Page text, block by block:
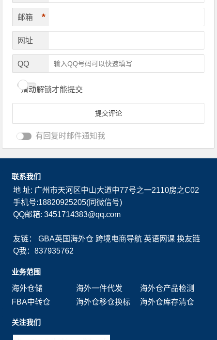
邮箱 *
网址
QQ
滑动解锁才能提交
有回复时邮件通知我
联系我们
地 址: 广州市天河区中山大道中77号之一2110房之C02
手机号:18820925205(同微信号)
QQ邮箱: 3451714383@qq.com
友链：GBA英国海外仓 跨境电商导航 英语网课 换友链
Q我：837935762
业务范围
海外仓储
海外一件代发
海外仓产品检测
FBA中转仓
海外仓移仓换标 海外仓库存清仓
关注我们